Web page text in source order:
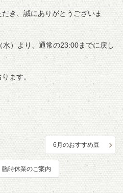
き、誠にありがとうございま
）より、通常の23:00までに戻し
ます。
6月のおすすめ豆
臨時休業のご案内